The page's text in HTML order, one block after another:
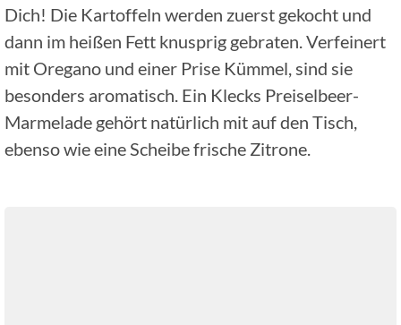
Dich! Die Kartoffeln werden zuerst gekocht und
dann im heißen Fett knusprig gebraten. Verfeinert
mit Oregano und einer Prise Kümmel, sind sie
besonders aromatisch. Ein Klecks Preiselbeer-
Marmelade gehört natürlich mit auf den Tisch,
ebenso wie eine Scheibe frische Zitrone.